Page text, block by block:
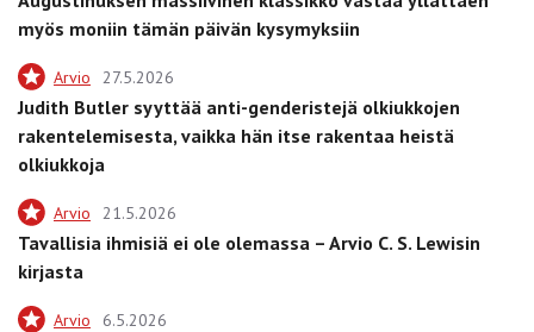
myös moniin tämän päivän kysymyksiin
Arvio 27.5.2026
Judith Butler syyttää anti-genderistejä olkiukkojen
rakentelemisesta, vaikka hän itse rakentaa heistä
olkiukkoja
Arvio 21.5.2026
Tavallisia ihmisiä ei ole olemassa – Arvio C. S. Lewisin
kirjasta
Arvio 6.5.2026